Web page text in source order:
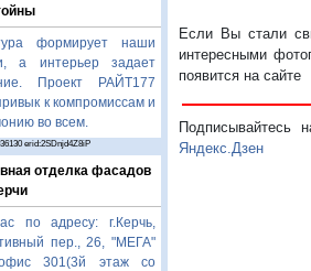
формирует наши
а интерьер задает
Проект РАЙТ177
к компромиссам и
во всем.
erid:2SDnjd4Z8iP
отделка фасадов
по адресу: г.Керчь,
пер., 26, "МЕГА"
301(3й этаж со
Если Вы стали
интересными
появится на сайте
Яндекс.Дзен